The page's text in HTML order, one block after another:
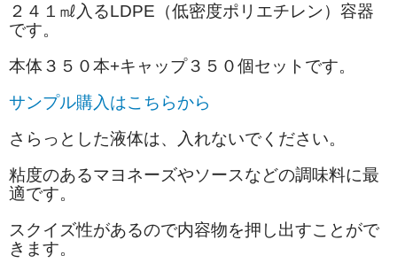
２４１㎖入るLDPE（低密度ポリエチレン）容器
です。
本体３５０本+キャップ３５０個セットです。
サンプル購入はこちらから
さらっとした液体は、入れないでください。
粘度のあるマヨネーズやソースなどの調味料に最
適です。
スクイズ性があるので内容物を押し出すことがで
きます。